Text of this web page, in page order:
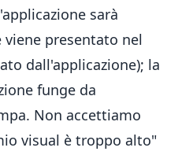
sarà
presentato nel
dall'applicazione); la
funge da
Non accettiamo
visual è troppo alto"